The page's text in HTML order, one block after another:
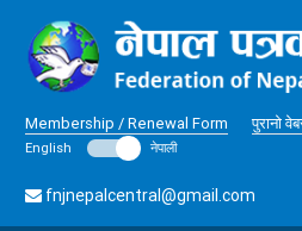
Membership / Renewal Form पुरानो
English नेपाली
fnjnepalcentral@gmail.com